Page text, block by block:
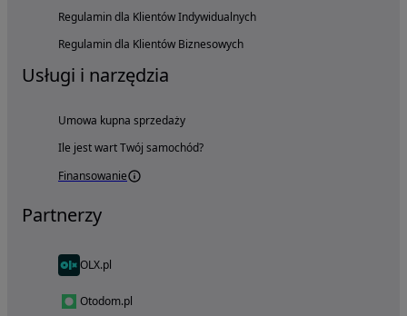
Regulamin dla Klientów Indywidualnych
Regulamin dla Klientów Biznesowych
Usługi i narzędzia
Umowa kupna sprzedaży
Ile jest wart Twój samochód?
Finansowanie
Partnerzy
OLX.pl
Otodom.pl